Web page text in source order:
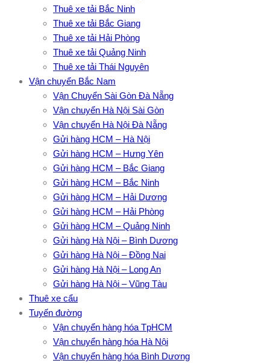
Thuê xe tải Bắc Ninh
Thuê xe tải Bắc Giang
Thuê xe tải Hải Phòng
Thuê xe tải Quảng Ninh
Thuê xe tải Thái Nguyên
Vận chuyển Bắc Nam
Vận Chuyển Sài Gòn Đà Nẵng
Vận chuyển Hà Nội Sài Gòn
Vận chuyển Hà Nội Đà Nẵng
Gửi hàng HCM – Hà Nội
Gửi hàng HCM – Hưng Yên
Gửi hàng HCM – Bắc Giang
Gửi hàng HCM – Bắc Ninh
Gửi hàng HCM – Hải Dương
Gửi hàng HCM – Hải Phòng
Gửi hàng HCM – Quảng Ninh
Gửi hàng Hà Nội – Bình Dương
Gửi hàng Hà Nội – Đồng Nai
Gửi hàng Hà Nội – Long An
Gửi hàng Hà Nội – Vũng Tàu
Thuê xe cẩu
Tuyến đường
Vận chuyển hàng hóa TpHCM
Vận chuyển hàng hóa Hà Nội
Vận chuyển hàng hóa Bình Dương